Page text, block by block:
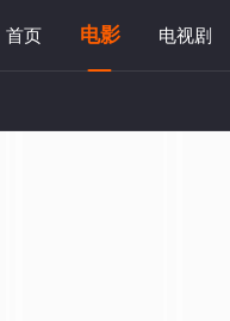
首页 电影 电视剧